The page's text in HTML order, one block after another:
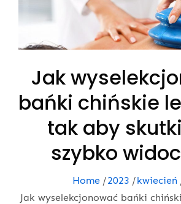
Jak
bańki chińskie
tak aby
szybko
Home 2023 kwiecień
Jak wyselekcjonować bańki